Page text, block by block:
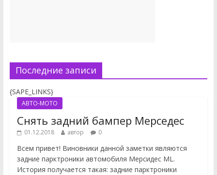
Последние записи
{SAPE_LINKS}
АВТО-МОТО
Снять задний бампер Мерседес
01.12.2018 автор 0
Всем привет! Виновники данной заметки являются
задние парктроники автомобиля Мерсидес ML.
История получается такая: задние парктроники